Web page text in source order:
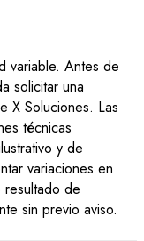
variable. Antes de
solicitar una
X Soluciones. Las
técnicas
y de
variaciones en
de
sin previo aviso.